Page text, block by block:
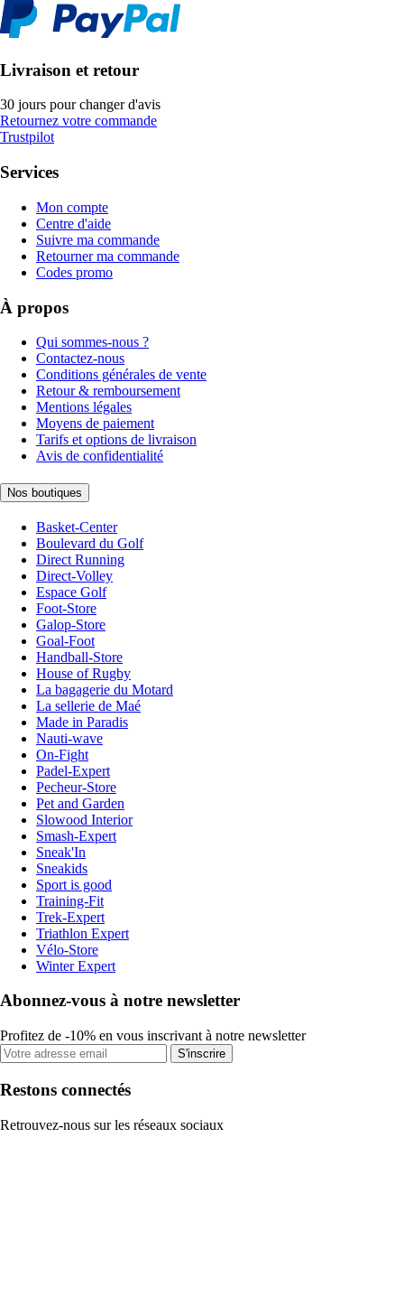
Livraison et retour
30 jours pour changer d'avis
Retournez votre commande
Trustpilot
Services
Mon compte
Centre d'aide
Suivre ma commande
Retourner ma commande
Codes promo
À propos
Qui sommes-nous ?
Contactez-nous
Conditions générales de vente
Retour & remboursement
Mentions légales
Moyens de paiement
Tarifs et options de livraison
Avis de confidentialité
Nos boutiques
Basket-Center
Boulevard du Golf
Direct Running
Direct-Volley
Espace Golf
Foot-Store
Galop-Store
Goal-Foot
Handball-Store
House of Rugby
La bagagerie du Motard
La sellerie de Maé
Made in Paradis
Nauti-wave
On-Fight
Padel-Expert
Pecheur-Store
Pet and Garden
Slowood Interior
Smash-Expert
Sneak'In
Sneakids
Sport is good
Training-Fit
Trek-Expert
Triathlon Expert
Vélo-Store
Winter Expert
Abonnez-vous à notre newsletter
Profitez de -10% en vous inscrivant à notre newsletter
S'inscrire
Restons connectés
Retrouvez-nous sur les réseaux sociaux